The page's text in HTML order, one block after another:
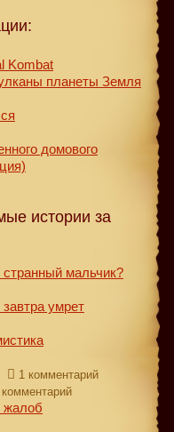
Kombat
планеты Земля
домового
истории за
мальчик?
умрет
1 комментарий
комментарий
жалоб